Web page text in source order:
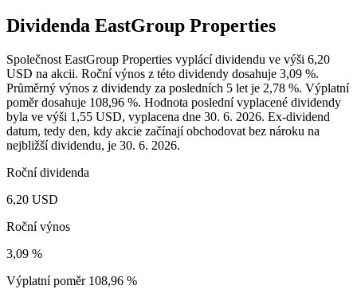
Dividenda EastGroup Properties
Společnost EastGroup Properties vyplácí dividendu ve výši 6,20
USD na akcii. Roční výnos z této dividendy dosahuje 3,09 %.
Průměrný výnos z dividendy za posledních 5 let je 2,78 %. Výplatní
poměr dosahuje 108,96 %. Hodnota poslední vyplacené dividendy
byla ve výši 1,55 USD, vyplacena dne 30. 6. 2026. Ex-dividend
datum, tedy den, kdy akcie začínají obchodovat bez nároku na
nejbližší dividendu, je 30. 6. 2026.
Roční dividenda
6,20 USD
Roční výnos
3,09 %
Výplatní poměr 108,96 %